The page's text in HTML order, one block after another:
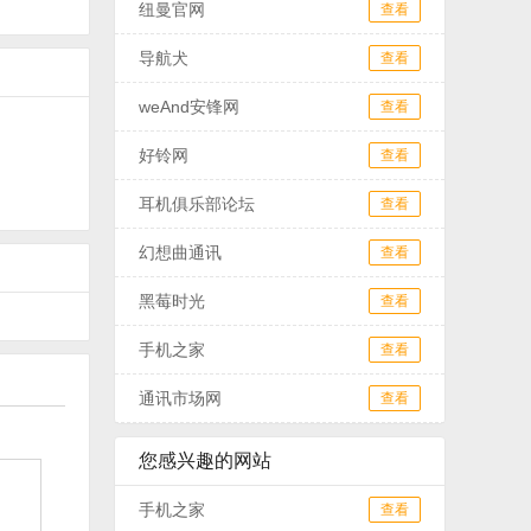
纽曼官网 查看
导航犬 查看
weAnd安锋网 查看
好铃网 查看
耳机俱乐部论坛 查看
幻想曲通讯 查看
黑莓时光 查看
手机之家 查看
通讯市场网 查看
您感兴趣的网站
手机之家 查看